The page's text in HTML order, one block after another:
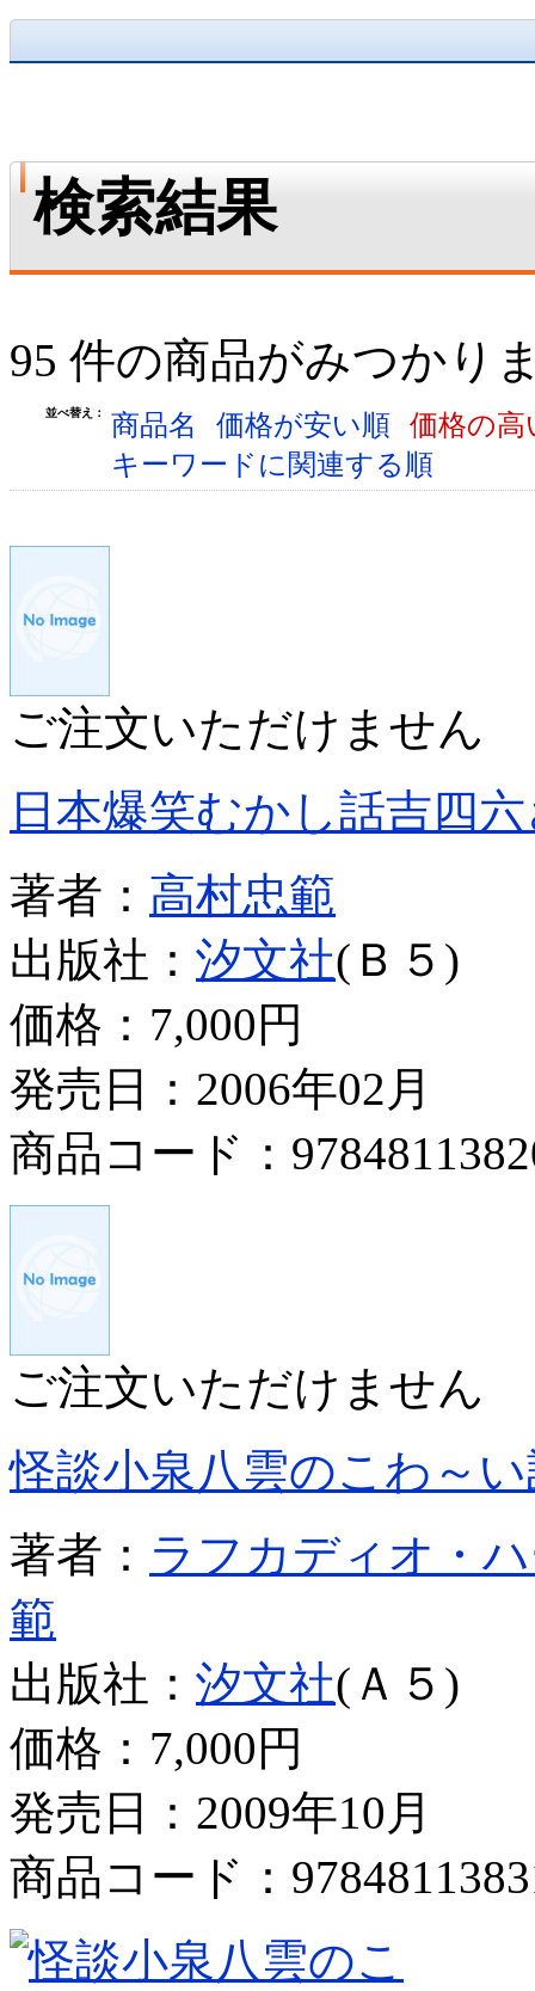
検索結果
95 件の商品がみつかり
並べ替え： 商品名 価格が安い順 価格の
キーワードに関連する順
ご注文いただけません
日本爆笑むかし話吉四
著者： 高村忠範
出版社： 汐文社(Ｂ５)
価格： 7,000円
発売日：2006年02月
商品コード：
ご注文いただけません
怪談小泉八雲のこわ～
著者： ラフカディオ・
範
出版社： 汐文社(Ａ５)
価格： 7,000円
発売日：2009年10月
商品コード：